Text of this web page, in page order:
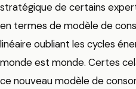
stratégique de certains
en termes de modèle de
linéaire oubliant les cycles
monde est monde. Certes
ce nouveau modèle de